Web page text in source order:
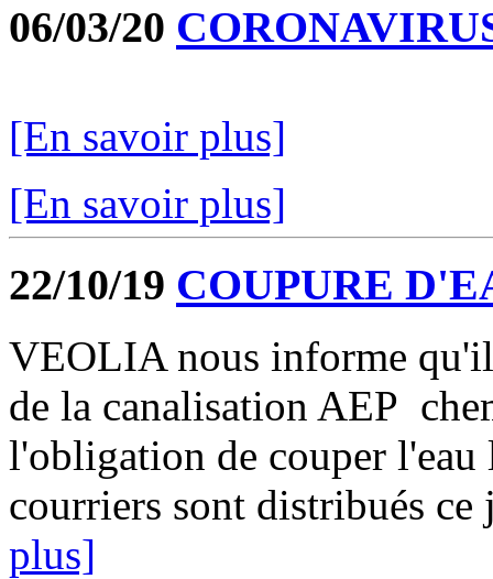
06/03/20
[En savoir plus]
[En savoir plus]
22/10/19 COUPURE
VEOLIA nous informe
de la canalisation AEP
l'obligation de couper l'eau
courriers sont distribués
plus]